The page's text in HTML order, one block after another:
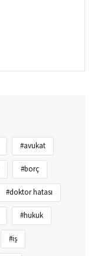
#avukat
#borç
#doktor hatası
#hukuk
#iş